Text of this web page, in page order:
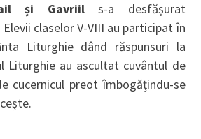
și Gavriils-a desfășurat
claselor V-VIII au participat în
Liturghie dând răspunsuri la
Liturghie au ascultat cuvântul de
cucernicul preot îmbogățindu-se